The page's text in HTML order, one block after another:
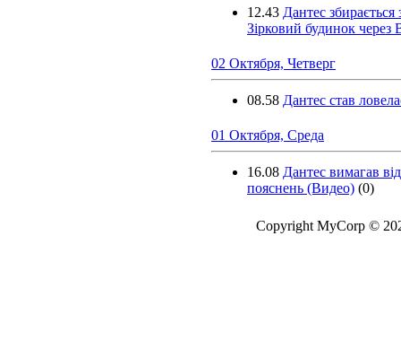
12.43 Дантес
Зірковий будинок через
02 Октября, Четверг
08.58 Дантес став
01 Октября, Среда
16.08 Дантес вимагав
пояснень (Видео) (0)
Copyright MyCorp ©